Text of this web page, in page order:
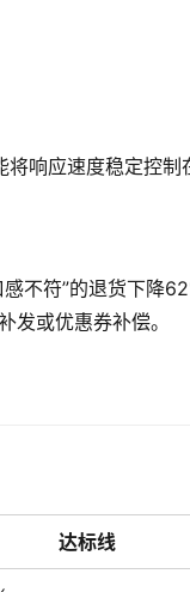
将响应速度稳定控制
感不符”的退货下降
发或优惠券补偿。
达标线